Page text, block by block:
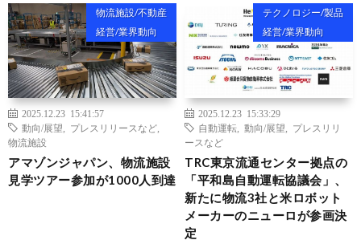
物流施設/不動産
経営/業界動向
2025.12.23 15:41:57
動向/展望
プレスリリースなど
物流施設
アマゾンジャパン、物流施設
見学ツアー参加が1000人到達
テクノロジー/製品
経営/業界動向
2025.12.23 15:33:29
自動運転
動向/展望
プレスリリ
ースなど
TRC東京流通センター拠点の
「平和島自動運転協議会」、
新たに物流3社と米ロボット
メーカーのニューロが参画決
定